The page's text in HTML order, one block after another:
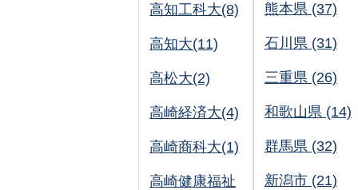
高知工科大(8)
高知大(11)
高松大(2)
高崎経済大(4)
高崎商科大(1)
高崎健康福祉
熊本県 (37)
石川県 (31)
三重県 (26)
和歌山県 (14)
群馬県 (32)
新潟市 (21)